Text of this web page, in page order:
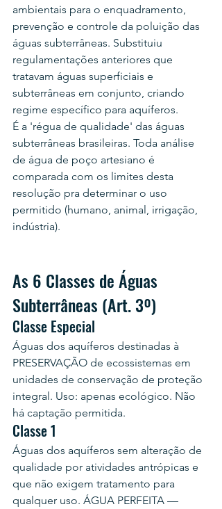
ambientais para o enquadramento,
prevenção e controle da poluição das
águas subterrâneas. Substituiu
regulamentações anteriores que
tratavam águas superficiais e
subterrâneas em conjunto, criando
regime específico para aquíferos.
É a 'régua de qualidade' das águas
subterrâneas brasileiras. Toda análise
de água de poço artesiano é
comparada com os limites desta
resolução pra determinar o uso
permitido (humano, animal, irrigação,
indústria).
As 6 Classes de Águas
Subterrâneas (Art. 3º)
Classe Especial
Águas dos aquíferos destinadas à
PRESERVAÇÃO de ecossistemas em
unidades de conservação de proteção
integral. Uso: apenas ecológico. Não
há captação permitida.
Classe 1
Águas dos aquíferos sem alteração de
qualidade por atividades antrópicas e
que não exigem tratamento para
qualquer uso. ÁGUA PERFEITA —